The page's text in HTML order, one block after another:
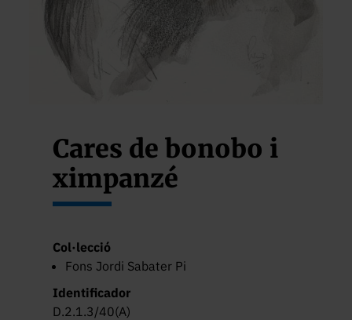
Cares de bonobo i
ximpanzé
Col·lecció
Fons Jordi Sabater Pi
Identificador
D.2.1.3/40(A)